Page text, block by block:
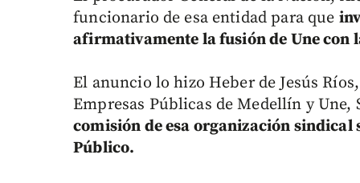
funcionario de esa entidad para que
afirmativamente la fusión de Une
El anuncio lo hizo Heber de Jesús
Empresas Públicas de Medellín y
comisión de esa organización
Público.